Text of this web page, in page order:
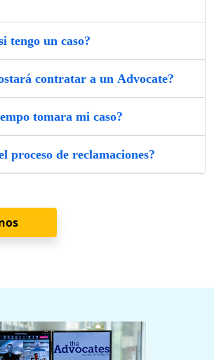
tengo un caso?
contratar a un Advocate?
tomara mi caso?
proceso de reclamaciones?